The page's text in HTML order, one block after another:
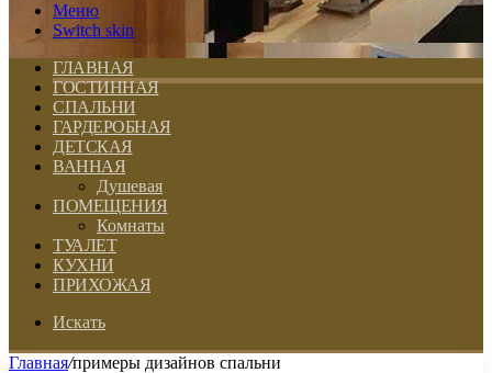
Меню
Switch skin
ГЛАВНАЯ
ГОСТИННАЯ
СПАЛЬНИ
ГАРДЕРОБНАЯ
ДЕТСКАЯ
ВАННАЯ
Душевая
ПОМЕЩЕНИЯ
Комнаты
ТУАЛЕТ
КУХНИ
ПРИХОЖАЯ
Искать
Главная/примеры дизайнов спальни